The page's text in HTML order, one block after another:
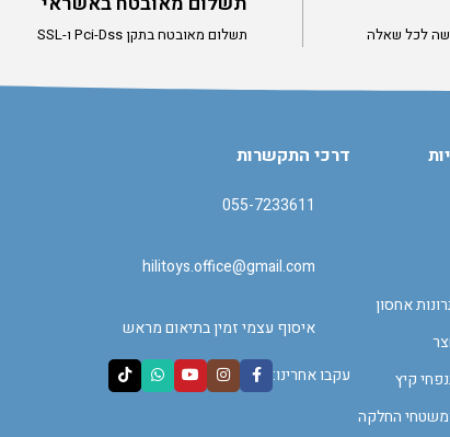
לכל שאלה תשלום מאובטח בתקן Pci-Dss ו-SSL
אחסון
קיץ
החלקה
דרכי התקשרות
055-7233611
hilitoys.office@gmail.com
איסוף עצמי זמין בתיאום מראש
עקבו אחרינו: